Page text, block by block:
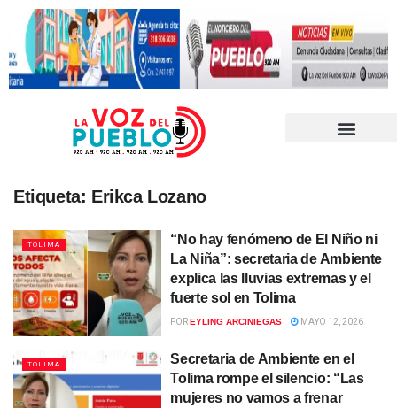
Etiqueta: Erikca Lozano
TOLIMA
“No hay fenómeno de El Niño ni
La Niña”: secretaria de Ambiente
explica las lluvias extremas y el
fuerte sol en Tolima
POREYLING ARCINIEGAS MAYO 12, 2026
TOLIMA
Secretaria de Ambiente en el
Tolima rompe el silencio: “Las
mujeres no vamos a frenar